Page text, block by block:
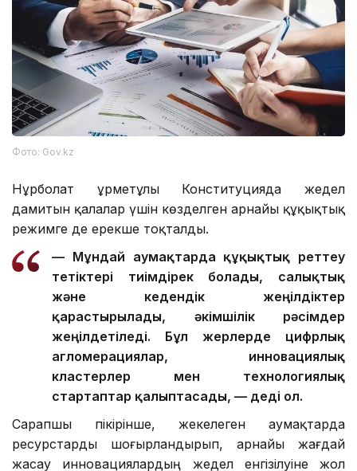
Фото: Gov.kz
Нұрболат Құрметұлы Конституцияда жедел
дамитын қалалар үшін көзделген арнайы құқықтық
режимге де ерекше тоқталды.
— Мұндай аумақтарда құқықтық реттеу
тетіктері тиімдірек болады, салықтық
және кедендік жеңілдіктер
қарастырылады, әкімшілік рәсімдер
жеңілдетіледі. Бұл жерлерде цифрлық
агломерациялар, инновациялық
кластерлер мен технологиялық
стартаптар қалыптасады, — деді ол.
Сарапшы пікірінше, жекелеген аумақтарда
ресурстарды шоғырландырып, арнайы жағдай
жасау инновациялардың жедел енгізілуіне жол